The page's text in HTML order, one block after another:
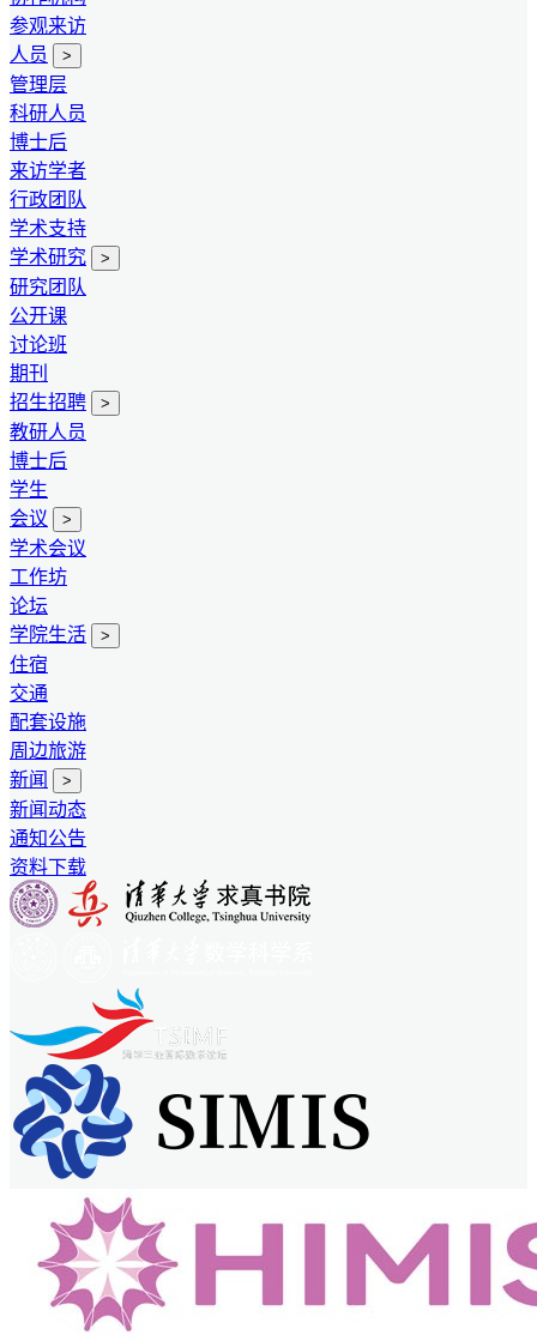
参观来访
人员
>
管理层
科研人员
博士后
来访学者
行政团队
学术支持
学术研究
>
研究团队
公开课
讨论班
期刊
招生招聘
>
教研人员
博士后
学生
会议
>
学术会议
工作坊
论坛
学院生活
>
住宿
交通
配套设施
周边旅游
新闻
>
新闻动态
通知公告
资料下载